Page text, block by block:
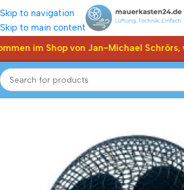
Skip to navigation
Skip to main content
im Shop von Jan-Michael Schrörs,
Start Shop Sommer-ventilatoren Stand-